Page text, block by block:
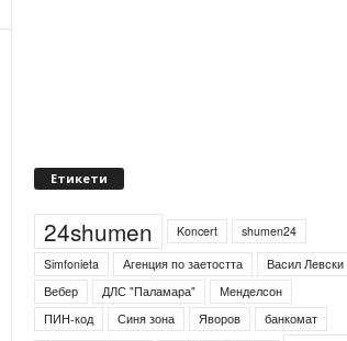
Етикети
24shumen Koncert
shumen24
Simfonieta
Агенция по заетостта
Васил Левски
Вебер
ДЛС "Паламара"
Менделсон
ПИН-код
Синя зона Яворов
банкомат